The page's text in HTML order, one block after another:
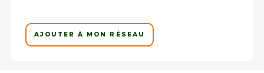
AJOUTER À MON RÉSEAU